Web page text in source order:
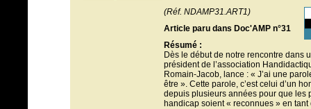
(Réf. NDAMP31.ART1)
Article paru dans Doc'AMP n°31
Résumé :
Dès le début de notre rencontre dans
président de l’association
Romain-Jacob, lance : « J’ai une
être ». Cette parole, c’est celui d’un
depuis plusieurs années pour que les
handicap soient « reconnues » en